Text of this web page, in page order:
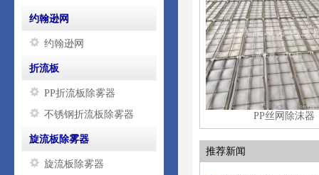
约翰逊网
约翰逊网
折流板
PP折流板除雾器
不锈钢折流板除雾器
旋流板除雾器
旋流板除雾器
PP丝网除沫器
推荐新闻